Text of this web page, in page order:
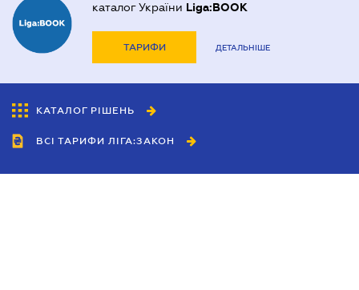
каталог України Liga:BOOK
ТАРИФИ ДЕТАЛЬНІШЕ
КАТАЛОГ РІШЕНЬ
ВСІ ТАРИФИ ЛІГА:ЗАКОН